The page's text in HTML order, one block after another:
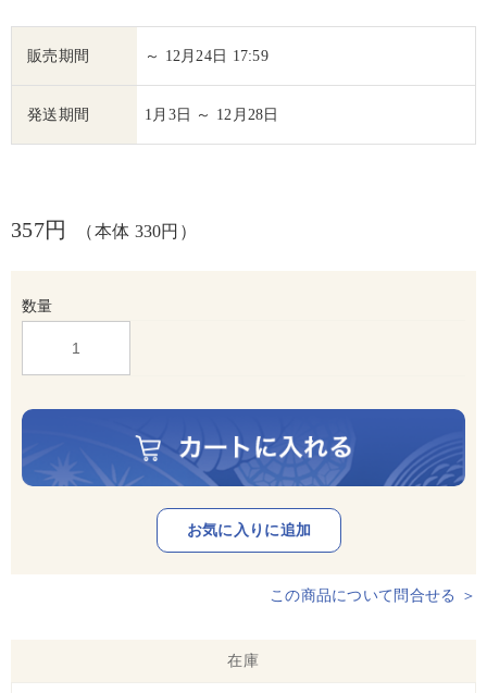
販売期間 ～ 12月24日 17:59
発送期間 1月3日 ～ 12月28日
357円 （本体 330円）
数量
この商品について問合せる ＞
在庫